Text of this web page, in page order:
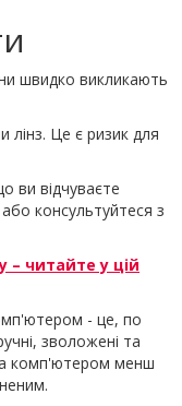
швидко викликають
лінз. Це є ризик для
ви відчуваєте
консультуйтеся з
– читайте у цій
- це, по
зволожені та
комп'ютером менш